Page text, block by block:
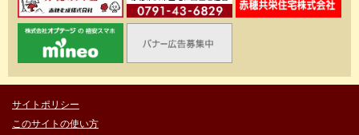
サイトポリシー
このサイトの使い方